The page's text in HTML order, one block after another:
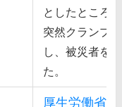
としたところ、
突然クランプ
し、被災者を
た。
厚生労働省